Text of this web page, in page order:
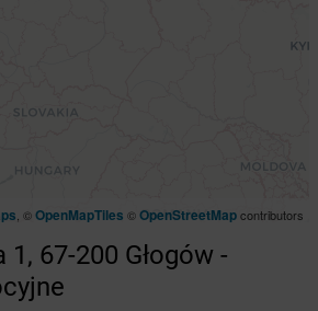
, ©OpenMapTiles ©OpenStreetMapcontributors
1, 67-200 Głogów -